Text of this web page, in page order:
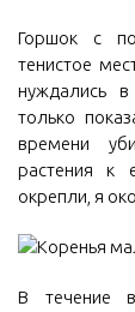
Горшок с
тенистое
нуждались
только
времени
растения к
окрепли, я
В течение